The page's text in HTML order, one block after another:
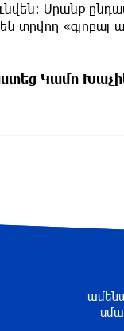
Սրանք
տրվող «գլոբալ
Կամո